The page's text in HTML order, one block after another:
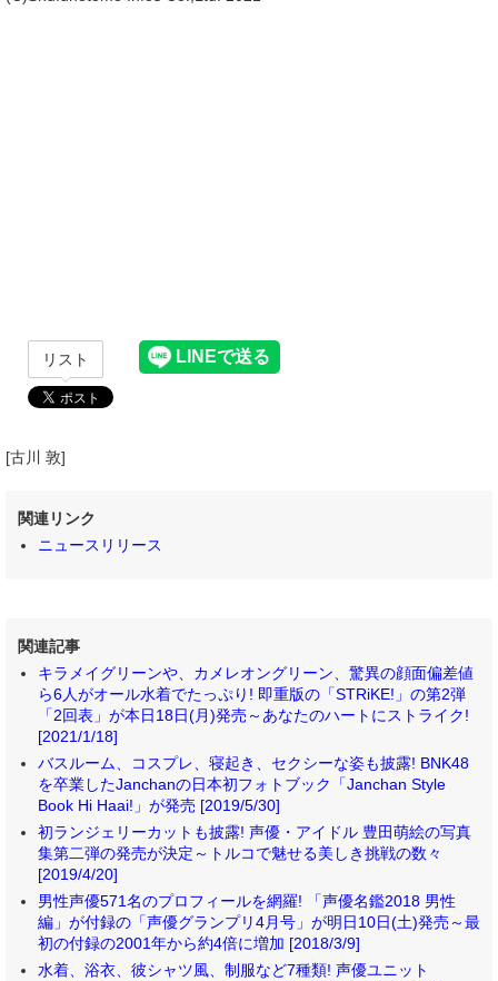
リスト
[古川 敦]
関連リンク
ニュースリリース
関連記事
キラメイグリーンや、カメレオングリーン、驚異の顔面偏差値
ら6人がオール水着でたっぷり! 即重版の「STRiKE!」の第2弾
「2回表」が本日18日(月)発売～あなたのハートにストライク!
[2021/1/18]
バスルーム、コスプレ、寝起き、セクシーな姿も披露! BNK48
を卒業したJanchanの日本初フォトブック「Janchan Style
Book Hi Haai!」が発売 [2019/5/30]
初ランジェリーカットも披露! 声優・アイドル 豊田萌絵の写真
集第二弾の発売が決定～トルコで魅せる美しき挑戦の数々
[2019/4/20]
男性声優571名のプロフィールを網羅! 「声優名鑑2018 男性
編」が付録の「声優グランプリ4月号」が明日10日(土)発売～最
初の付録の2001年から約4倍に増加 [2018/3/9]
水着、浴衣、彼シャツ風、制服など7種類! 声優ユニット